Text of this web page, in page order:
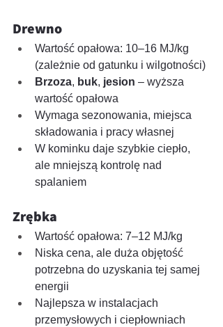
Drewno
Wartość opałowa: 10–16 MJ/kg
(zależnie od gatunku i wilgotności)
Brzoza, buk, jesion – wyższa
wartość opałowa
Wymaga sezonowania, miejsca
składowania i pracy własnej
W kominku daje szybkie ciepło,
ale mniejszą kontrolę nad
spalaniem
Zrębka
Wartość opałowa: 7–12 MJ/kg
Niska cena, ale duża objętość
potrzebna do uzyskania tej samej
energii
Najlepsza w instalacjach
przemysłowych i ciepłowniach